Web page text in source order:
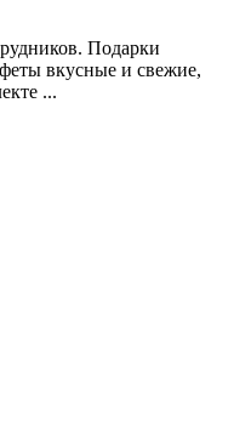
Подарки
вкусные и свежие,
...